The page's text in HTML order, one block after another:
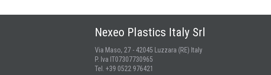
Nexeo Plastics Italy Srl
Via Maso, 27 - 42045 Luzzara (RE) Italy
P. Iva IT07307730965
Tel. +39 0522 976421